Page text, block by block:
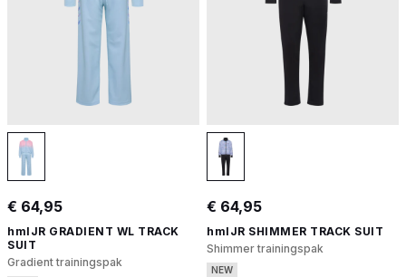
€ 64,95
hmlJR GRADIENT WL TRACK
SUIT
Gradient trainingspak
€ 64,95
hmlJR SHIMMER TRACK SUIT
Shimmer trainingspak
NEW